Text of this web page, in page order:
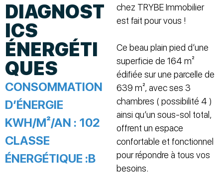
DIAGNOST
ICS
ÉNERGÉTI
QUES
CONSOMMATION
D’ÉNERGIE
KWH/M²/AN : 102
CLASSE
ÉNERGÉTIQUE :B
chez TRYBE Immobilier
est fait pour vous !
Ce beau plain pied d’une
superficie de 164 m²
édifiée sur une parcelle de
639 m², avec ses 3
chambres ( possibilité 4 )
ainsi qu’un sous-sol total,
offrent un espace
confortable et fonctionnel
pour répondre à tous vos
besoins.